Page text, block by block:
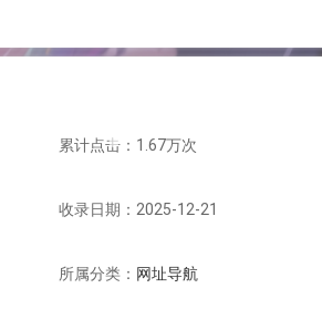
累计点击：1.67万次
收录日期：2025-12-21
所属分类： 网址导航